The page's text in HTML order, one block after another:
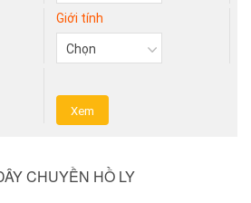
Giới tính
CHUYỀN HỒ LY